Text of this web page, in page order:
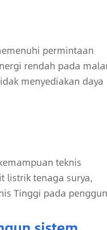
permintaan
rendah pada
menyediakan daya
teknis
listrik tenaga surya,
Tinggi pada